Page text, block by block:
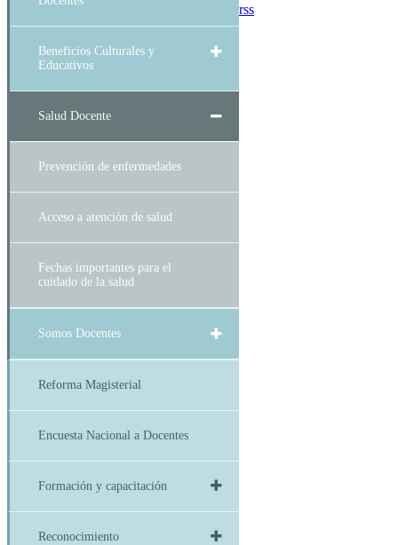
Beneficios Culturales y
Educativos
Salud Docente
Prevención de enfermedades
Acceso a atención de salud
Fechas importantes para el
cuidado de la salud
Somos Docentes
Reforma Magisterial
Encuesta Nacional a Docentes
Formación y capacitación
Reconocimiento
rss